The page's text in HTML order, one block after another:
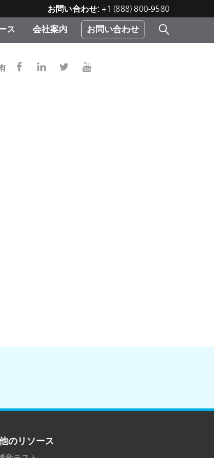
お問い合わせ: +1 (888) 800-9580
ス 会社案内 お問い合わせ
のリソース